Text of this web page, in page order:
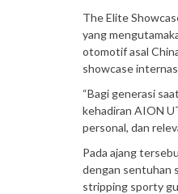
The Elite
yang
otomotif asal
showcase
“Bagi generasi
kehadiran AION
personal, dan
Pada ajang
dengan sentuhan
stripping sporty